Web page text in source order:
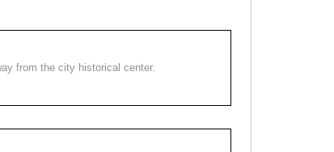
from the city historical center.